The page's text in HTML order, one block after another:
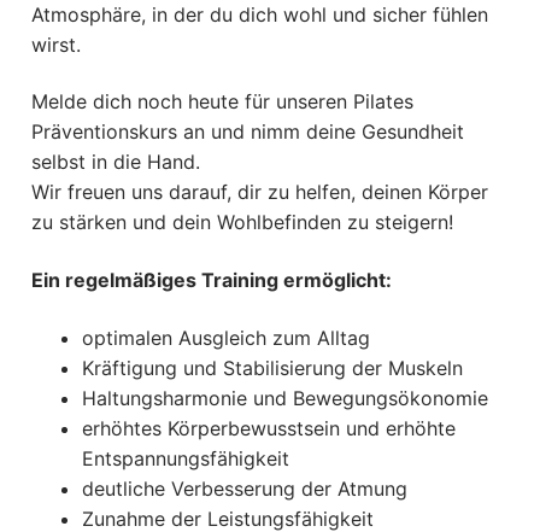
Atmosphäre, in der du dich wohl und sicher fühlen
wirst.
Melde dich noch heute für unseren Pilates
Präventionskurs an und nimm deine Gesundheit
selbst in die Hand.
Wir freuen uns darauf, dir zu helfen, deinen Körper
zu stärken und dein Wohlbefinden zu steigern!
Ein regelmäßiges Training ermöglicht:
optimalen Ausgleich zum Alltag
Kräftigung und Stabilisierung der Muskeln
Haltungsharmonie und Bewegungsökonomie
erhöhtes Körperbewusstsein und erhöhte
Entspannungsfähigkeit
deutliche Verbesserung der Atmung
Zunahme der Leistungsfähigkeit